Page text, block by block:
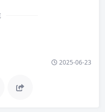
2025-06-23